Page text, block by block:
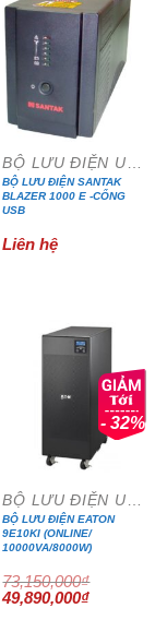
BỘ LƯU ĐIỆN UPS
BỘ LƯU ĐIỆN SANTAK
BLAZER 1000 E -CỔNG
USB
Liên hệ
- 32%
BỘ LƯU ĐIỆN UPS
BỘ LƯU ĐIỆN EATON
9E10KI (ONLINE/
10000VA/8000W)
73,150,000₫
Giá
gốc
49,890,000₫Giá